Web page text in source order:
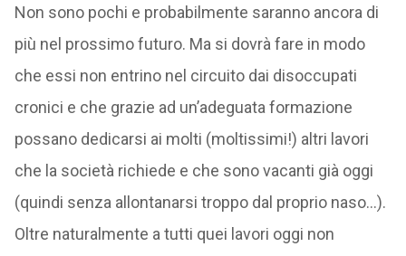
Non sono pochi e probabilmente saranno ancora di
più nel prossimo futuro. Ma si dovrà fare in modo
che essi non entrino nel circuito dai disoccupati
cronici e che grazie ad un’adeguata formazione
possano dedicarsi ai molti (moltissimi!) altri lavori
che la società richiede e che sono vacanti già oggi
(quindi senza allontanarsi troppo dal proprio naso…).
Oltre naturalmente a tutti quei lavori oggi non